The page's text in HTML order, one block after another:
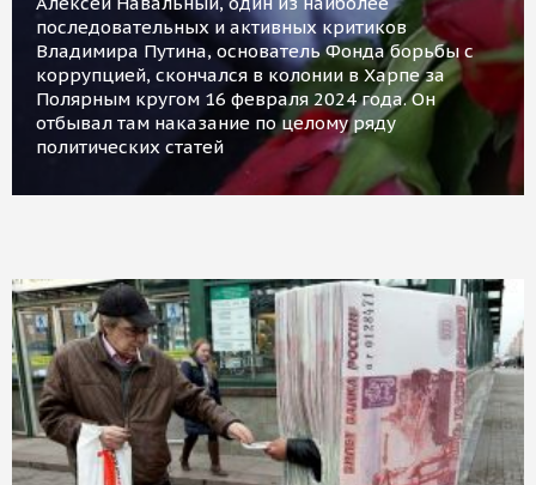
последовательных и активных критиков
Владимира Путина, основатель Фонда борьбы с
коррупцией, скончался в колонии в Харпе за
Полярным кругом 16 февраля 2024 года. Он
отбывал там наказание по целому ряду
политических статей